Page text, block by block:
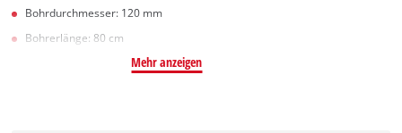
Bohrdurchmesser: 120 mm
Bohrerlänge: 80 cm
Mehr anzeigen